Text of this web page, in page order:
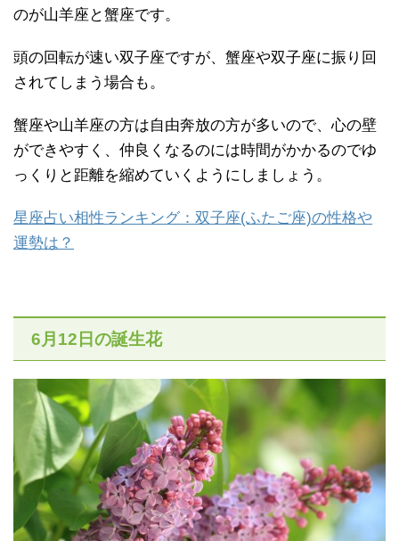
のが山羊座と蟹座です。
頭の回転が速い双子座ですが、蟹座や双子座に振り回
されてしまう場合も。
蟹座や山羊座の方は自由奔放の方が多いので、心の壁
ができやすく、仲良くなるのには時間がかかるのでゆ
っくりと距離を縮めていくようにしましょう。
星座占い相性ランキング：双子座(ふたご座)の性格や
運勢は？
6月12日の誕生花